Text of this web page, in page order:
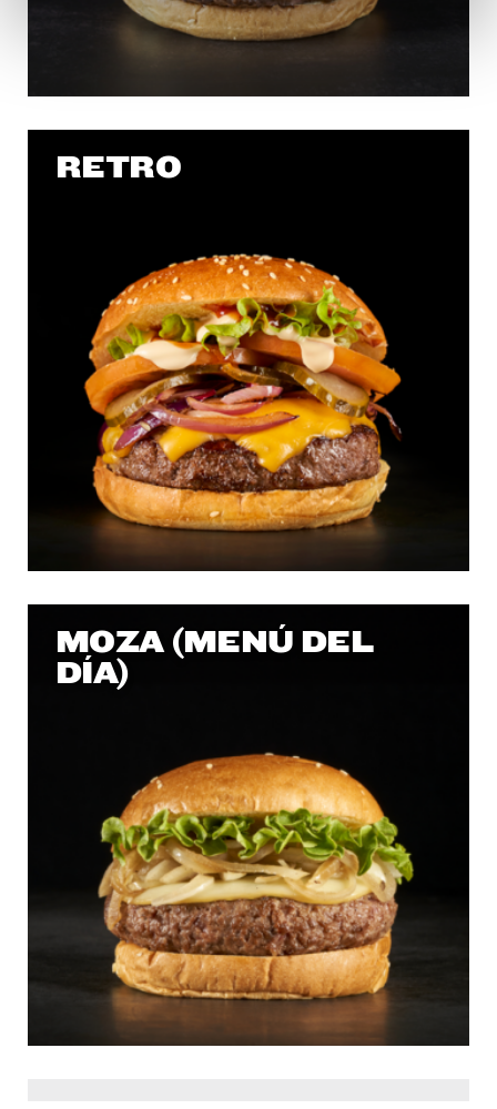
Política de Cookieste indicamos cómo hacerlo
en diferentes navegadores.
RETRO
MOZA (MENÚ DEL
DÍA)